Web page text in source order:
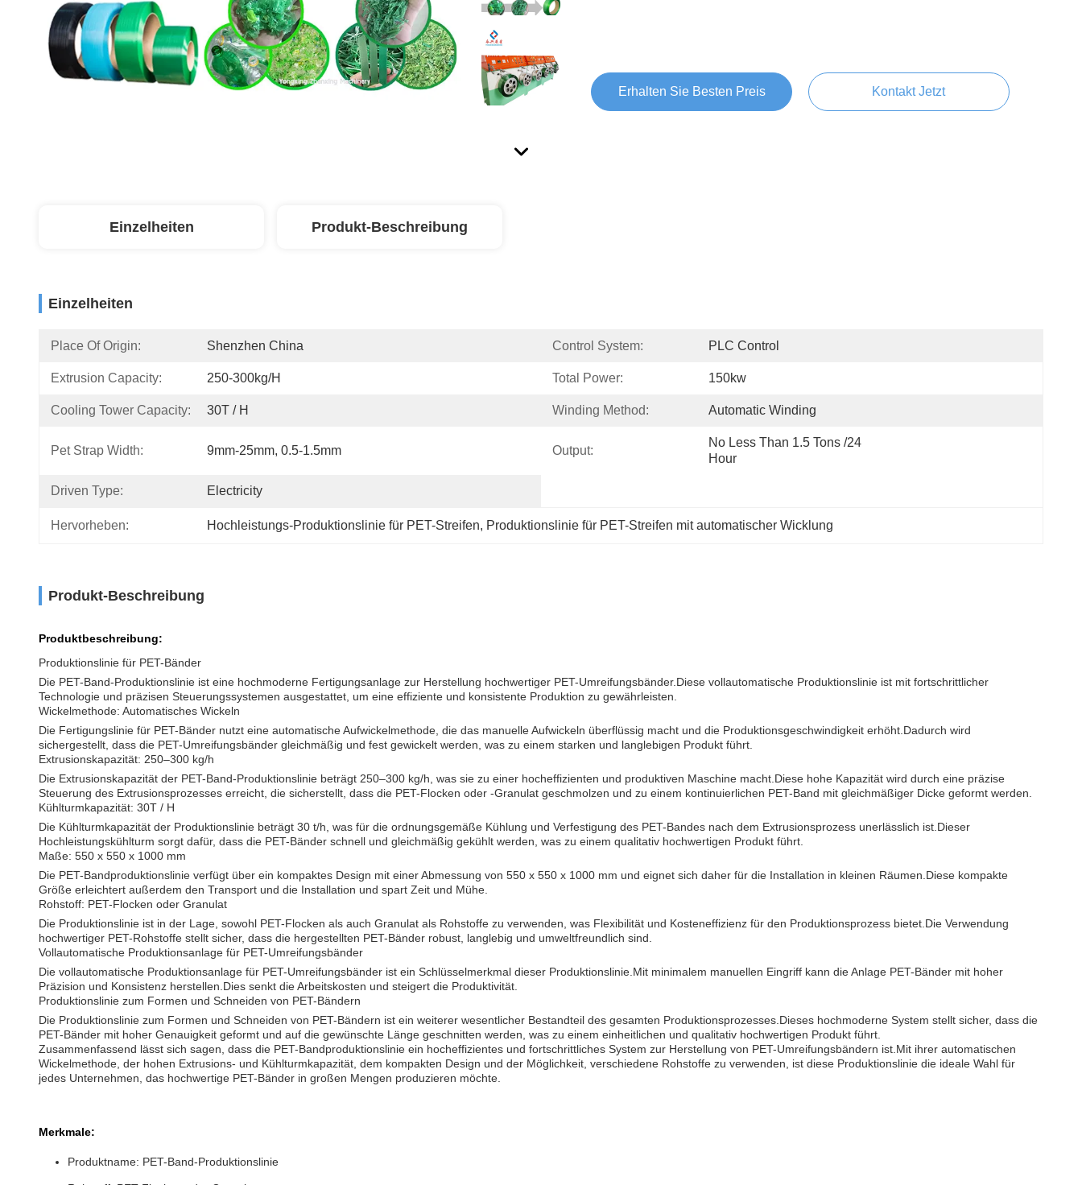
Erhalten Sie Besten Preis Kontakt Jetzt
Einzelheiten Produkt-Beschreibung
Einzelheiten
Place Of Origin: Shenzhen China Control System: PLC Control
Extrusion Capacity: 250-300kg/h Total Power: 150kw
Cooling Tower Capacity: 30T / H Winding Method: Automatic Winding
Pet Strap Width: 9mm-25mm, 0.5-1.5mm Output:
No Less Than 1.5 Tons /24
Hour
Driven Type: Electricity
Hervorheben: Hochleistungs-Produktionslinie für PET-Streifen, Produktionslinie für PET-Streifen mit automatischer Wicklung
Produkt-Beschreibung
Produktbeschreibung:
Produktionslinie für PET-Bänder
Die PET-Band-Produktionslinie ist eine hochmoderne Fertigungsanlage zur Herstellung hochwertiger PET-Umreifungsbänder.Diese vollautomatische Produktionslinie ist mit fortschrittlicher
Technologie und präzisen Steuerungssystemen ausgestattet, um eine effiziente und konsistente Produktion zu gewährleisten.
Wickelmethode: Automatisches Wickeln
Die Fertigungslinie für PET-Bänder nutzt eine automatische Aufwickelmethode, die das manuelle Aufwickeln überflüssig macht und die Produktionsgeschwindigkeit erhöht.Dadurch wird
sichergestellt, dass die PET-Umreifungsbänder gleichmäßig und fest gewickelt werden, was zu einem starken und langlebigen Produkt führt.
Extrusionskapazität: 250–300 kg/h
Die Extrusionskapazität der PET-Band-Produktionslinie beträgt 250–300 kg/h, was sie zu einer hocheffizienten und produktiven Maschine macht.Diese hohe Kapazität wird durch eine präzise
Steuerung des Extrusionsprozesses erreicht, die sicherstellt, dass die PET-Flocken oder -Granulat geschmolzen und zu einem kontinuierlichen PET-Band mit gleichmäßiger Dicke geformt werden.
Kühlturmkapazität: 30T / H
Die Kühlturmkapazität der Produktionslinie beträgt 30 t/h, was für die ordnungsgemäße Kühlung und Verfestigung des PET-Bandes nach dem Extrusionsprozess unerlässlich ist.Dieser
Hochleistungskühlturm sorgt dafür, dass die PET-Bänder schnell und gleichmäßig gekühlt werden, was zu einem qualitativ hochwertigen Produkt führt.
Maße: 550 x 550 x 1000 mm
Die PET-Bandproduktionslinie verfügt über ein kompaktes Design mit einer Abmessung von 550 x 550 x 1000 mm und eignet sich daher für die Installation in kleinen Räumen.Diese kompakte
Größe erleichtert außerdem den Transport und die Installation und spart Zeit und Mühe.
Rohstoff: PET-Flocken oder Granulat
Die Produktionslinie ist in der Lage, sowohl PET-Flocken als auch Granulat als Rohstoffe zu verwenden, was Flexibilität und Kosteneffizienz für den Produktionsprozess bietet.Die Verwendung
hochwertiger PET-Rohstoffe stellt sicher, dass die hergestellten PET-Bänder robust, langlebig und umweltfreundlich sind.
Vollautomatische Produktionsanlage für PET-Umreifungsbänder
Die vollautomatische Produktionsanlage für PET-Umreifungsbänder ist ein Schlüsselmerkmal dieser Produktionslinie.Mit minimalem manuellen Eingriff kann die Anlage PET-Bänder mit hoher
Präzision und Konsistenz herstellen.Dies senkt die Arbeitskosten und steigert die Produktivität.
Produktionslinie zum Formen und Schneiden von PET-Bändern
Die Produktionslinie zum Formen und Schneiden von PET-Bändern ist ein weiterer wesentlicher Bestandteil des gesamten Produktionsprozesses.Dieses hochmoderne System stellt sicher, dass die
PET-Bänder mit hoher Genauigkeit geformt und auf die gewünschte Länge geschnitten werden, was zu einem einheitlichen und qualitativ hochwertigen Produkt führt.
Zusammenfassend lässt sich sagen, dass die PET-Bandproduktionslinie ein hocheffizientes und fortschrittliches System zur Herstellung von PET-Umreifungsbändern ist.Mit ihrer automatischen
Wickelmethode, der hohen Extrusions- und Kühlturmkapazität, dem kompakten Design und der Möglichkeit, verschiedene Rohstoffe zu verwenden, ist diese Produktionslinie die ideale Wahl für
jedes Unternehmen, das hochwertige PET-Bänder in großen Mengen produzieren möchte.
Merkmale:
Produktname: PET-Band-Produktionslinie